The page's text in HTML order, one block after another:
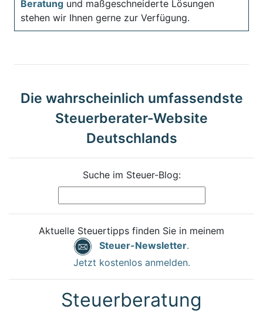
Beratung und maßgeschneiderte Lösungen
stehen wir Ihnen gerne zur Verfügung.
Die wahrscheinlich umfassendste
Steuerberater-Website
Deutschlands
Suche im Steuer-Blog:
Aktuelle Steuertipps finden Sie in meinem
Steuer-Newsletter.
Jetzt kostenlos anmelden.
Steuerberatung